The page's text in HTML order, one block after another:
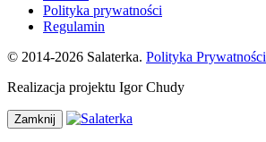
Polityka prywatności
Regulamin
© 2014-2026 Salaterka. Polityka Prywatności
Realizacja projektu Igor Chudy
Zamknij